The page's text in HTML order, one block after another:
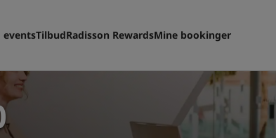
eventsTilbudRadisson RewardsMine bookinger